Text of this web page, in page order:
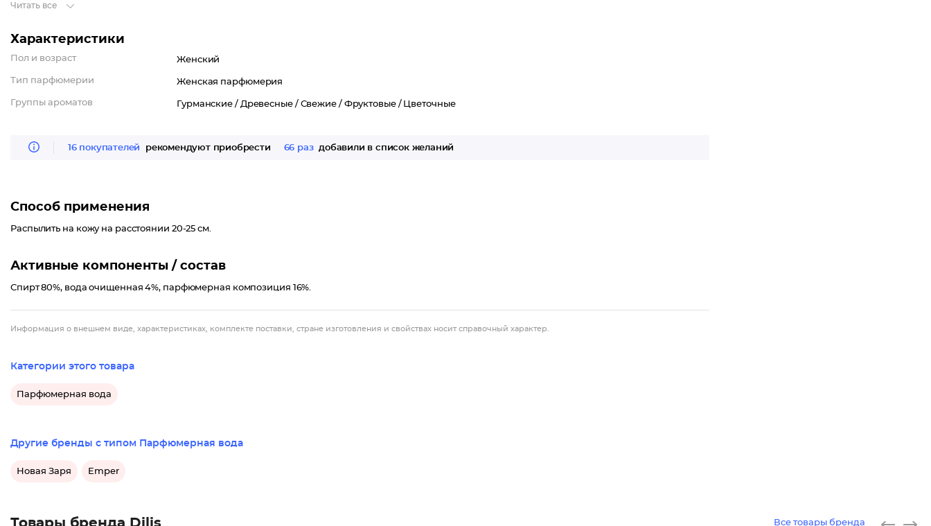
Читать все
Характеристики
Пол и возраст Женский
Тип парфюмерии Женская парфюмерия
Группы ароматов Гурманские / Древесные / Свежие / Фруктовые / Цветочные
16 покупателей рекомендуют приобрести 66 раз добавили в список желаний
Способ применения
Распылить на кожу на расстоянии 20-25 см.
Активные компоненты / состав
Спирт 80%, вода очищенная 4%, парфюмерная композиция 16%.
Информация о внешнем виде, характеристиках, комплекте поставки, стране изготовления и свойствах носит справочный характер.
Категории этого товара
Парфюмерная вода
Другие бренды с типом Парфюмерная вода
Новая Заря Emper
Товары бренда Dilis Все товары бренда